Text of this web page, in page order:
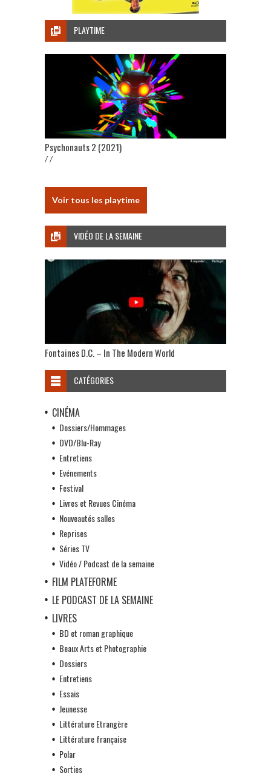
PLAYTIME
Psychonauts 2 (2021)
/ /
Voir tous les playtime
VIDÉO DE LA SEMAINE
Fontaines D.C. – In The Modern World
CATÉGORIES
CINÉMA
Dossiers/Hommages
DVD/Blu-Ray
Entretiens
Evénements
Festival
Livres et Revues Cinéma
Nouveautés salles
Reprises
Séries TV
Vidéo / Podcast de la semaine
FILM PLATEFORME
LE PODCAST DE LA SEMAINE
LIVRES
BD et roman graphique
Beaux Arts et Photographie
Dossiers
Entretiens
Essais
Jeunesse
Littérature Etrangère
Littérature française
Polar
Sorties